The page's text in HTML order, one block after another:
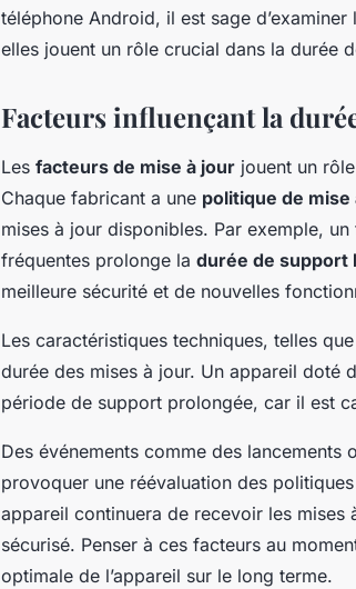
téléphone Android, il est sage
elles jouent un rôle crucial dans la durée
Facteurs influençant la
Les facteurs de mise à jour jouent un
Chaque fabricant a une politique de mise
mises à jour disponibles. Par exemple,
fréquentes prolonge la durée de support
meilleure sécurité et de nouvelles
Les caractéristiques techniques, telles
durée des mises à jour. Un appareil doté
période de support prolongée, car il est
Des événements comme des lancements
provoquer une réévaluation des
appareil continuera de recevoir les
sécurisé. Penser à ces facteurs au
optimale de l’appareil sur le long terme.